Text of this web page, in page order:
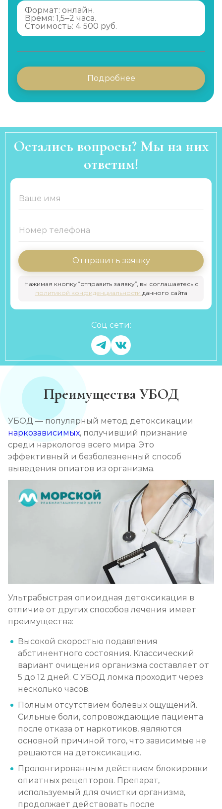
Формат: онлайн.
Время: 1,5–2 часа.
Стоимость: 4 500 руб.
Подробнее
Остались вопросы? Мы на них
ответим!
Отправить заявку
Нажимая кнопку “отправить заявку”, вы соглашаетесь с
политикой конфиденциальности данного сайта
Соц сети:
Преимущества УБОД
УБОД — популярный метод детоксикации
наркозависимых, получивший признание
среди наркологов всего мира. Это
эффективный и безболезненный способ
выведения опиатов из организма.
Ультрабыстрая опиоидная детоксикация в
отличие от других способов лечения имеет
преимущества:
Высокой скоростью подавления
абстинентного состояния. Классический
вариант очищения организма составляет от
5 до 12 дней. С УБОД ломка проходит через
несколько часов.
Полным отсутствием болевых ощущений.
Сильные боли, сопровождающие пациента
после отказа от наркотиков, являются
основной причиной того, что зависимые не
решаются на детоксикацию.
Пролонгированным действием блокировки
опиатных рецепторов. Препарат,
используемый для очистки организма,
продолжает действовать после